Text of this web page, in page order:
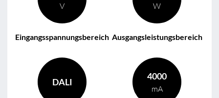
V
Eingangsspannungsbereich
W
Ausgangsleistungsbereich
DALI
4000
mA